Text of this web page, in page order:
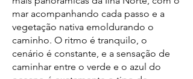
mar acompanhando cada passo e a
vegetação nativa emoldurando o
caminho. O ritmo é tranquilo, o
cenário é constante, e a sensação de
caminhar entre o verde e o azul do